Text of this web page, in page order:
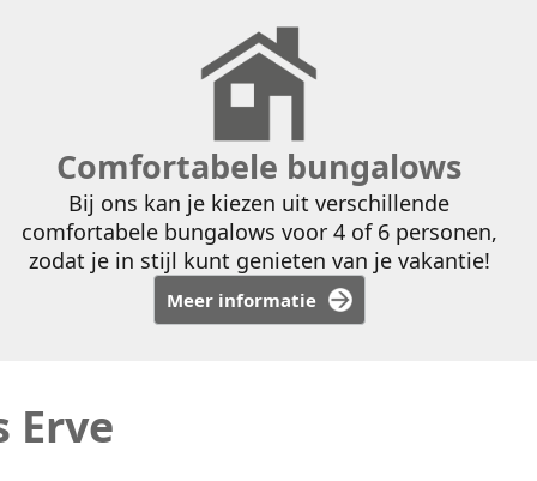
Comfortabele bungalows
Bij ons kan je kiezen uit verschillende
comfortabele bungalows voor 4 of 6 personen,
zodat je in stijl kunt genieten van je vakantie!
Meer informatie
Erve